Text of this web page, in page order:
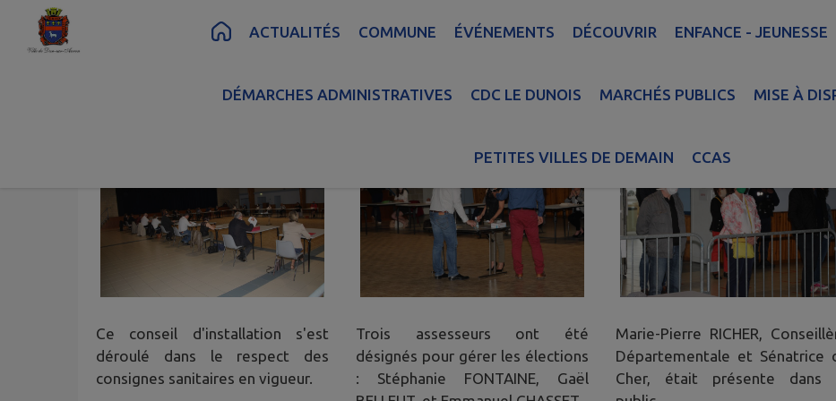
Contenu Recherche Pied de page
ACTUALITÉS COMMUNE ÉVÉNEMENTS DÉCOUVRIR ENFANCE - JEUNESSE
DÉMARCHES ADMINISTRATIVES CDC LE DUNOIS MARCHÉS PUBLICS MISE À
PETITES VILLES DE DEMAIN CCAS
CONSEIL MUNICIPAL> SÉANCES DU CONSEIL MUNICIPAL > CM DU 23 MAI 2020 : CONSEIL...
CM DU 23 MAI 2020 :
Ce conseil d'installation s'est
déroulé dans le respect des
consignes sanitaires en vigueur.
Trois assesseurs ont été
désignés pour gérer les élections
: Stéphanie FONTAINE, Gaël
Marie-Pierre RICHER,
Départementale et Sénatrice
Cher, était présente dans